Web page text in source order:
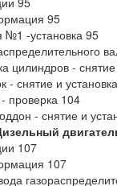
95
-установка 95
цилиндров -
- снятие и
проверка 104
- снятие и
107
107